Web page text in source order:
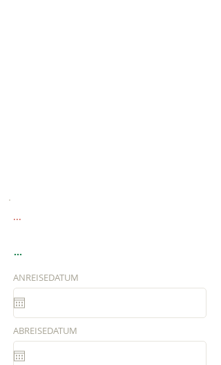
...
...
ANREISEDATUM
ABREISEDATUM